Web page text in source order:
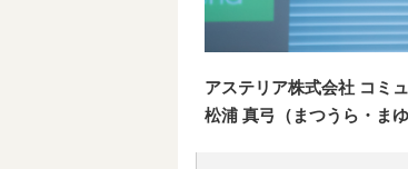
アステリア株式会社 コミ
松浦 真弓（まつうら・まゆ